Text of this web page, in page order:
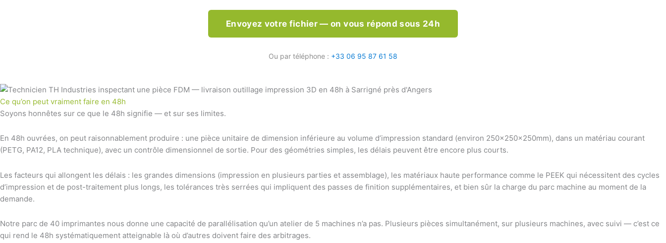
Envoyez votre fichier — on vous répond sous 24h
Ou par téléphone : +33 06 95 87 61 58
Ce qu’on peut vraiment faire en 48h
Soyons honnêtes sur ce que le 48h signifie — et sur ses limites.
En 48h ouvrées, on peut raisonnablement produire : une pièce unitaire de dimension inférieure au volume d’impression standard (environ 250×250×250mm), dans un matériau courant
(PETG, PA12, PLA technique), avec un contrôle dimensionnel de sortie. Pour des géométries simples, les délais peuvent être encore plus courts.
Les facteurs qui allongent les délais : les grandes dimensions (impression en plusieurs parties et assemblage), les matériaux haute performance comme le PEEK qui nécessitent des cycles
d’impression et de post-traitement plus longs, les tolérances très serrées qui impliquent des passes de finition supplémentaires, et bien sûr la charge du parc machine au moment de la
demande.
Notre parc de 40 imprimantes nous donne une capacité de parallélisation qu’un atelier de 5 machines n’a pas. Plusieurs pièces simultanément, sur plusieurs machines, avec suivi — c’est ce
qui rend le 48h systématiquement atteignable là où d’autres doivent faire des arbitrages.